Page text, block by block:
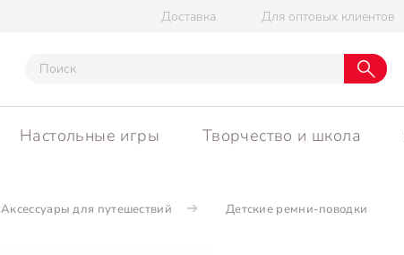
Доставка Для оптовых клиентов
Настольные игры Творчество и школа
Аксессуары для путешествий Детские ремни-поводки